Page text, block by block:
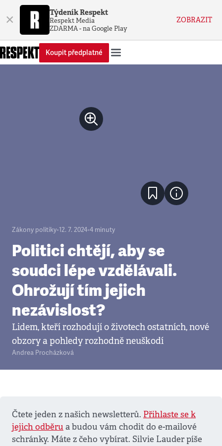
× Týdeník Respekt
Respekt Media
ZDARMA - na Google Play
ZOBRAZIT
Koupit předplatné
Zákony politiky•12. 7. 2024•4 minuty
Politici chtějí, aby se
soudci lépe vzdělávali.
Ohrožují tím jejich
nezávislost?
Lidem, kteří rozhodují o životech ostatních, nové
obzory a pohledy rozhodně neuškodí
Andrea Procházková
Čtete jeden z našich newsletterů. Přihlaste se k
jejich odběru a budou vám chodit do e-mailové
schránky. Máte z čeho vybírat. Silvie Lauder píše